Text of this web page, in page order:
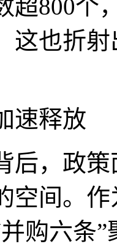
超800个
这也折
释放
，政策
空间。
购六条